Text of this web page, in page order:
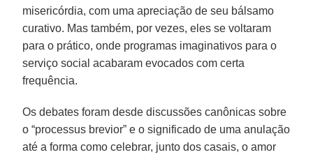
misericórdia, com uma apreciação de seu bálsamo
curativo. Mas também, por vezes, eles se voltaram
para o prático, onde programas imaginativos para o
serviço social acabaram evocados com certa
frequência.
Os debates foram desde discussões canônicas sobre
o “processus brevior” e o significado de uma anulação
até a forma como celebrar, junto dos casais, o amor